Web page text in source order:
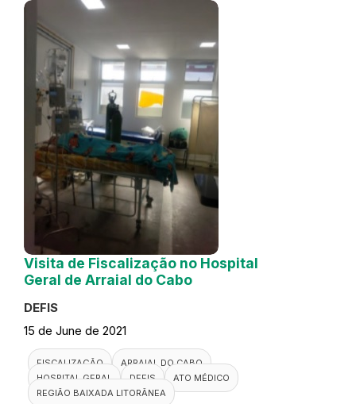
Visita de Fiscalização no Hospital
Geral de Arraial do Cabo
DEFIS
15 de June de 2021
FISCALIZAÇÃO
ARRAIAL DO CABO
HOSPITAL GERAL
DEFIS
ATO MÉDICO
REGIÃO BAIXADA LITORÂNEA